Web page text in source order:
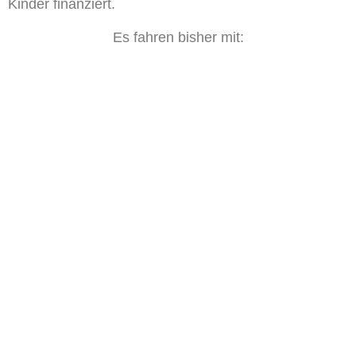
Kinder finanziert.
Es fahren bisher mit: